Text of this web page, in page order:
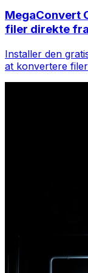
MegaConvert
filer direkte
Installer den
at konvertere